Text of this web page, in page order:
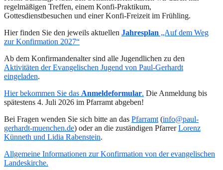
regelmäßigen Treffen, einem Konfi-Praktikum,
Gottesdienstbesuchen und einer Konfi-Freizeit im Frühling.
Hier finden Sie den jeweils aktuellen Jahresplan „Auf dem Weg
zur Konfirmation 2027“
Ab dem Konfirmandenalter sind alle Jugendlichen zu den
Aktivitäten der Evangelischen Jugend von Paul-Gerhardt
eingeladen.
Hier bekommen Sie das Anmeldeformular. Die Anmeldung bis
spätestens 4. Juli 2026 im Pfarramt abgeben!
Bei Fragen wenden Sie sich bitte an das Pfarramt (info@paul-
gerhardt-muenchen.de) oder an die zuständigen PfarrerLorenz
Künneth und Lidia Rabenstein.
Allgemeine Informationen zur Konfirmation von der evangelischen
Landeskirche.